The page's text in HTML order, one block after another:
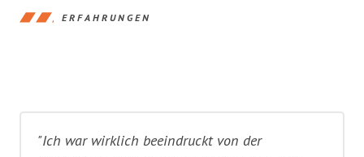
ERFAHRUNGEN
"Ich war wirklich beeindruckt von der